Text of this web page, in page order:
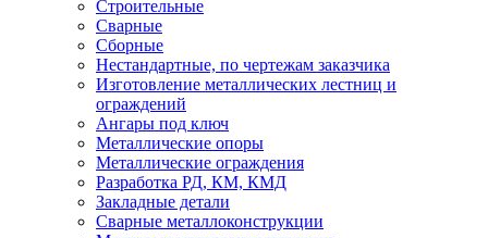
Строительные
Сварные
Сборные
Нестандартные, по чертежам заказчика
Изготовление металлических лестниц и
ограждений
Ангары под ключ
Металлические опоры
Металлические ограждения
Разработка РД, КМ, КМД
Закладные детали
Сварные металлоконструкции